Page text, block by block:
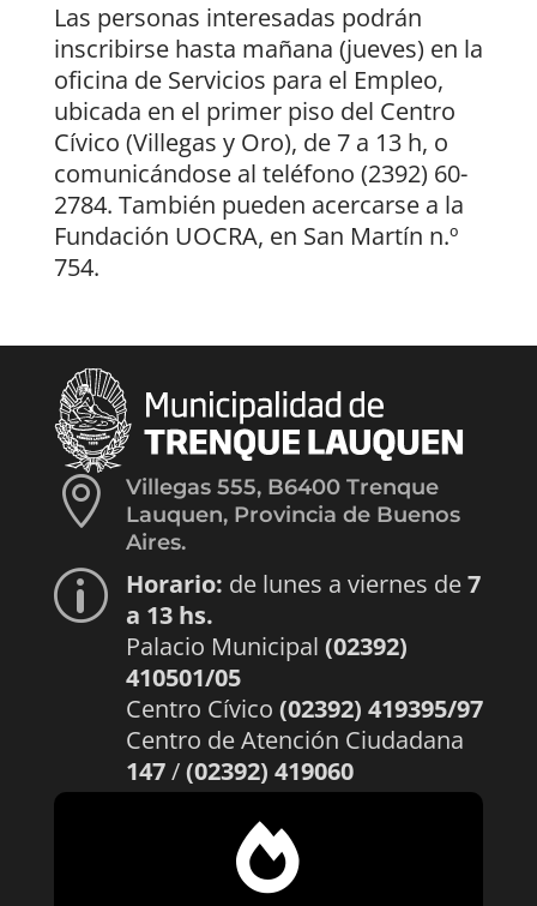
Las personas interesadas podrán
inscribirse hasta mañana (jueves) en la
oficina de Servicios para el Empleo,
ubicada en el primer piso del Centro
Cívico (Villegas y Oro), de 7 a 13 h, o
comunicándose al teléfono (2392) 60-
2784. También pueden acercarse a la
Fundación UOCRA, en San Martín n.º
754.

Villegas 555, B6400 Trenque
Lauquen, Provincia de Buenos
Aires.
p Horario: de lunes a viernes de7
a 13 hs.
Palacio Municipal (02392)
410501/05
Centro Cívico (02392) 419395/97
Centro de Atención Ciudadana
147/(02392) 419060
